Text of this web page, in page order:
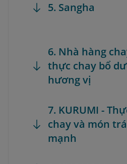
5. Sangha
6. Nhà hàng
thực chay bổ
hương vị
7. KURUMI -
chay và món
mạnh